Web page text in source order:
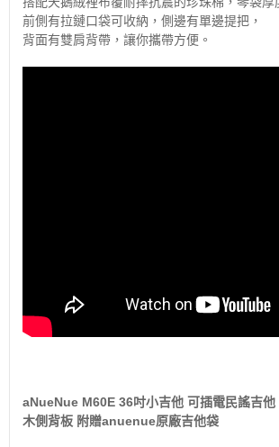
前側有拉鏈口袋可收納，側邊有單邊提把，
背面有雙肩背帶，讓你攜帶方便。
aNueNue M60E 36吋小吉他 可插電民謠吉他
木側背板 附贈anuenue原廠吉他袋